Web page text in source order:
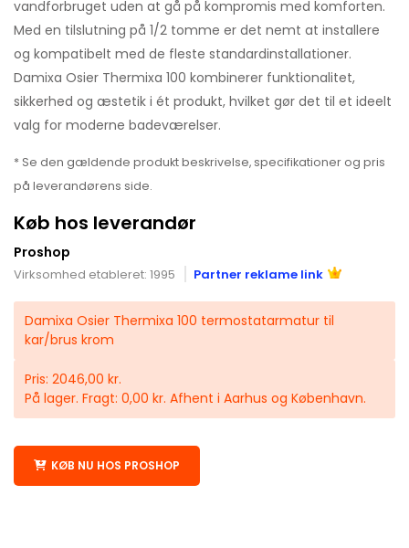
vandforbruget uden at gå på kompromis med komforten.
Med en tilslutning på 1/2 tomme er det nemt at installere
og kompatibelt med de fleste standardinstallationer.
Damixa Osier Thermixa 100 kombinerer funktionalitet,
sikkerhed og æstetik i ét produkt, hvilket gør det til et ideelt
valg for moderne badeværelser.
* Se den gældende produkt beskrivelse, specifikationer og pris
på leverandørens side.
Køb hos leverandør
Proshop
Virksomhed etableret: 1995 Partner reklame link
Damixa Osier Thermixa 100 termostatarmatur til
kar/brus krom
Pris: 2046,00 kr.
På lager. Fragt: 0,00 kr. Afhent i Aarhus og København.
KØB NU HOS PROSHOP